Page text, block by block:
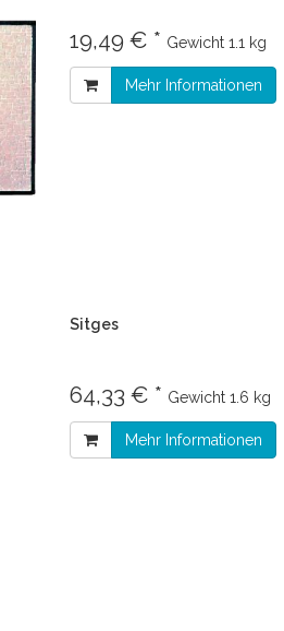
19,49 € * Gewicht 1.1 kg
Mehr Informationen
Sitges
64,33 € * Gewicht 1.6 kg
Mehr Informationen